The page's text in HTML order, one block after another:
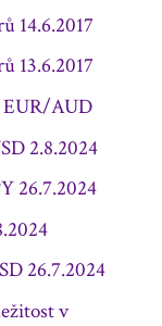
14.6.2017
13.6.2017
EUR/AUD
2.8.2024
26.7.2024
26.7.2024
v